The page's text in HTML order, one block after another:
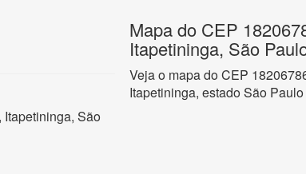
São
Mapa do CEP
Itapetininga, São
Veja o mapa do CEP
Itapetininga, estado São